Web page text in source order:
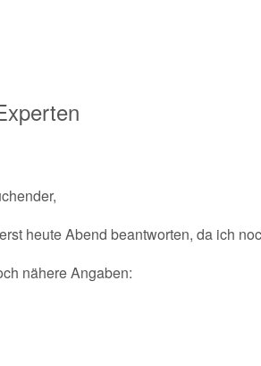
heute Abend beantworten, da ich
nähere Angaben: